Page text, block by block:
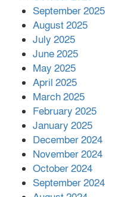
পর ফোন
সহায়তা
September 2025
August 2025
July 2025
June 2025
May 2025
April 2025
March 2025
February 2025
January 2025
December 2024
November 2024
October 2024
September 2024